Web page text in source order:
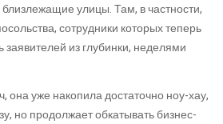
улицы. Там, в частности,
сотрудники которых теперь
заявителей из глубинки, неделями
она уже накопила достаточно ноу-хау,
но продолжает обкатывать бизнес-